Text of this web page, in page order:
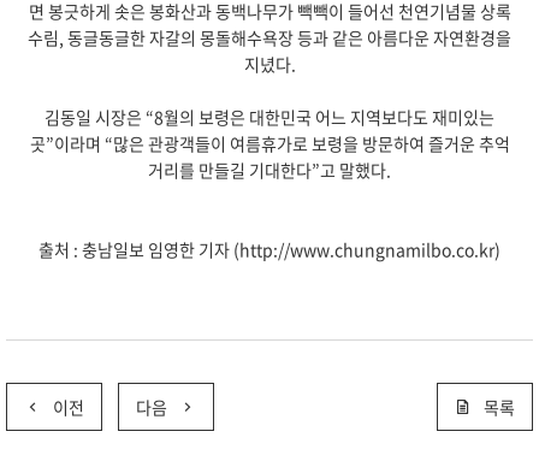
면 봉긋하게 솟은 봉화산과 동백나무가 빽빽이 들어선 천연기념물 상록
수림, 동글동글한 자갈의 몽돌해수욕장 등과 같은 아름다운 자연환경을
지녔다.
김동일 시장은 “8월의 보령은 대한민국 어느 지역보다도 재미있는
곳”이라며 “많은 관광객들이 여름휴가로 보령을 방문하여 즐거운 추억
거리를 만들길 기대한다”고 말했다.
출처 : 충남일보 임영한 기자 (http://www.chungnamilbo.co.kr)
이전 다음 목록